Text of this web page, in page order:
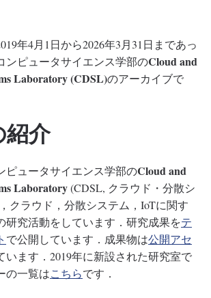
年4月1日から2026年3月31日まであっ
ンピュータサイエンス学部のCloud and
Laboratory (CDSL)のアーカイブで
紹介
ピュータサイエンス学部のCloud and
Laboratory(CDSL, クラウド・分散シ
クラウド，分散システム，IoTに関す
研究活動をしています．研究成果をテ
で公開しています．成果物は公開アセ
います．2019年に新設された研究室で
の一覧はこちらです．